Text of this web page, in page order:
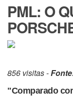
PML: O
856 visitas -
"Comparado